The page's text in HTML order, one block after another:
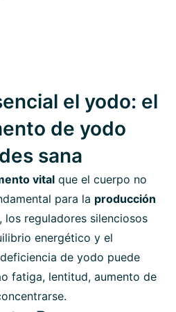
el yodo: el
de yodo
sana
vital que el cuerpo no
para la producción
, los reguladores silenciosos
energético y el
de yodo puede
fatiga, lentitud, aumento de